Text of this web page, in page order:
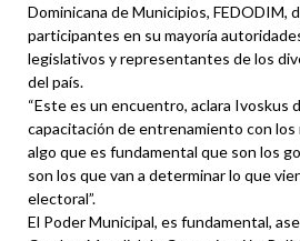
Dominicana de Municipios, FEDODIM,
participantes en su mayoría
legislativos y representantes de los
del país.
“Este es un encuentro, aclara Ivoskus
capacitación de entrenamiento con
algo que es fundamental que son los
son los que van a determinar lo que
electoral”.
El Poder Municipal, es fundamental,